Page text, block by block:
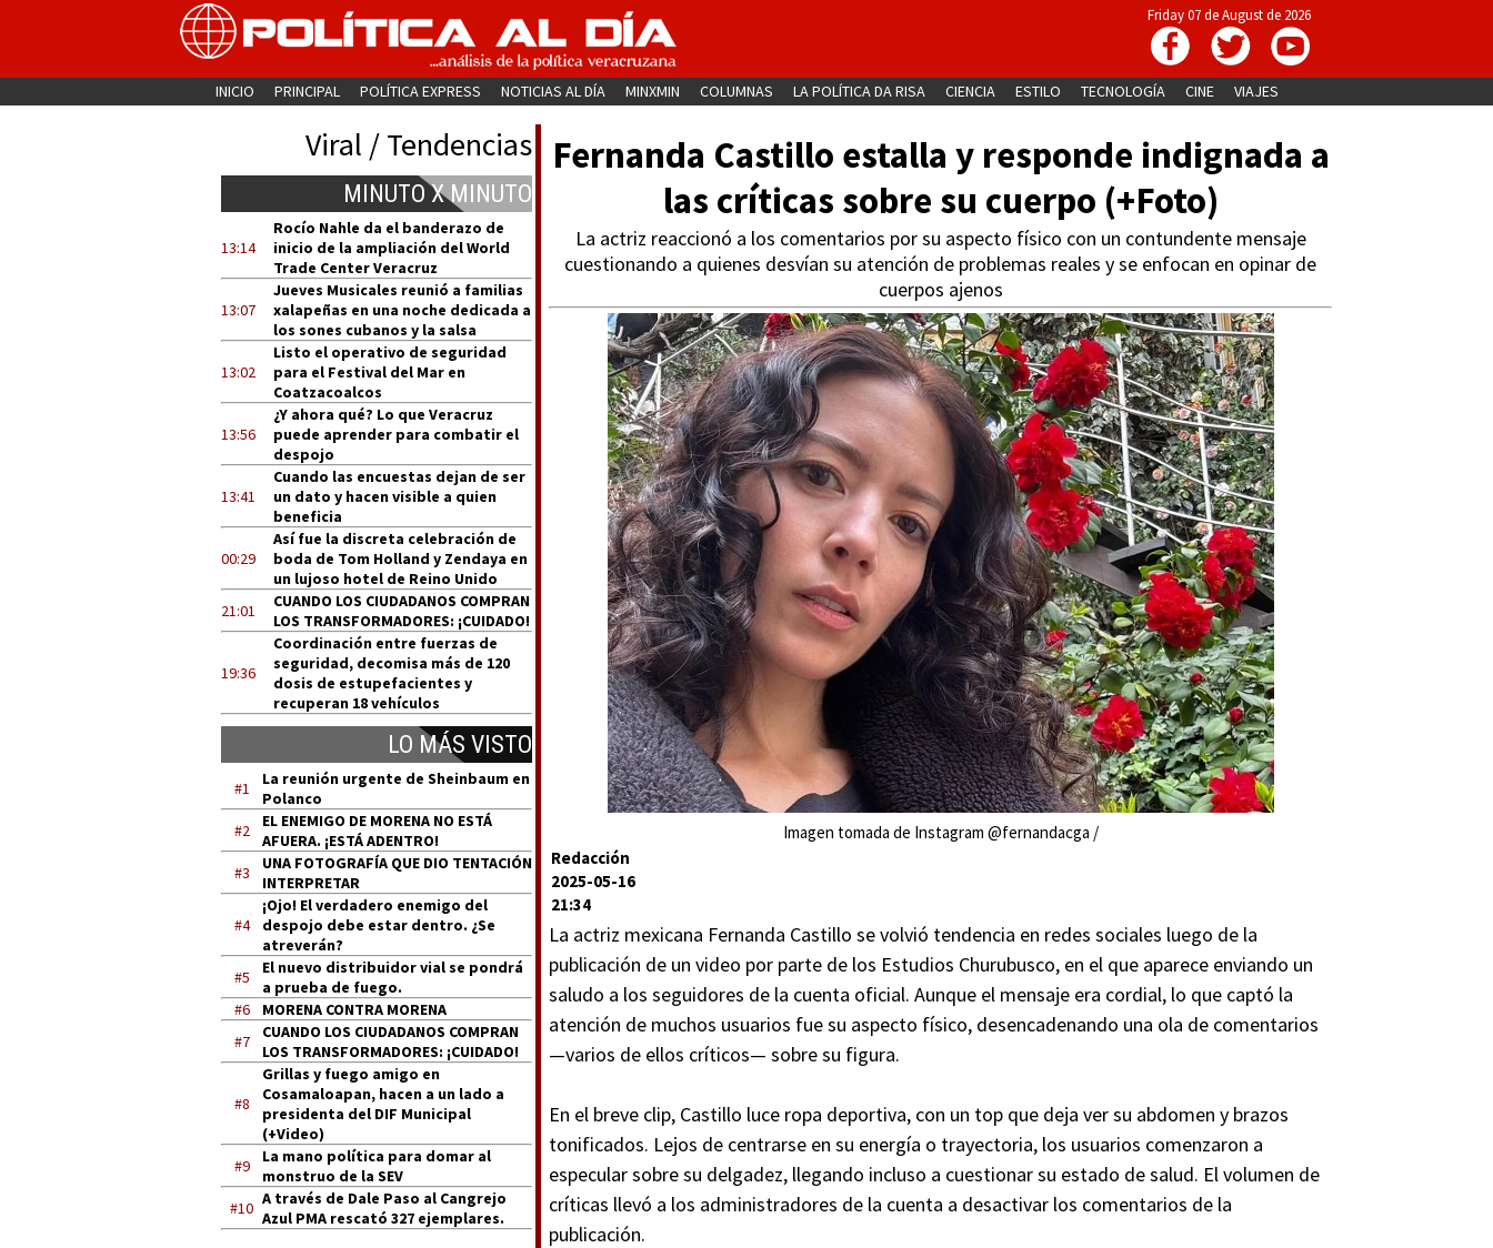
Friday 07 de August de 2026
INICIO PRINCIPAL POLÍTICA EXPRESS NOTICIAS AL DÍA MINXMIN COLUMNAS LA POLÍTICA DA RISA CIENCIA ESTILO TECNOLOGÍA CINE VIAJES
Viral / Tendencias
MINUTO X MINUTO
13:14
Rocío Nahle da el banderazo de
inicio de la ampliación del World
Trade Center Veracruz
13:07
Jueves Musicales reunió a familias
xalapeñas en una noche dedicada a
los sones cubanos y la salsa
13:02
Listo el operativo de seguridad
para el Festival del Mar en
Coatzacoalcos
13:56
¿Y ahora qué? Lo que Veracruz
puede aprender para combatir el
despojo
13:41
Cuando las encuestas dejan de ser
un dato y hacen visible a quien
beneficia
00:29
Así fue la discreta celebración de
boda de Tom Holland y Zendaya en
un lujoso hotel de Reino Unido
21:01
CUANDO LOS CIUDADANOS COMPRAN
LOS TRANSFORMADORES: ¡CUIDADO!
19:36
Coordinación entre fuerzas de
seguridad, decomisa más de 120
dosis de estupefacientes y
recuperan 18 vehículos
LO MÁS VISTO
#1
La reunión urgente de Sheinbaum en
Polanco
#2
EL ENEMIGO DE MORENA NO ESTÁ
AFUERA. ¡ESTÁ ADENTRO!
#3
UNA FOTOGRAFÍA QUE DIO TENTACIÓN
INTERPRETAR
#4
¡Ojo! El verdadero enemigo del
despojo debe estar dentro. ¿Se
atreverán?
#5
El nuevo distribuidor vial se pondrá
a prueba de fuego.
#6
MORENA CONTRA MORENA
#7
CUANDO LOS CIUDADANOS COMPRAN
LOS TRANSFORMADORES: ¡CUIDADO!
#8
Grillas y fuego amigo en
Cosamaloapan, hacen a un lado a
presidenta del DIF Municipal
(+Video)
#9
La mano política para domar al
monstruo de la SEV
#10 A través de Dale Paso al Cangrejo
Azul PMA rescató 327 ejemplares.
Fernanda Castillo estalla y responde indignada a
las críticas sobre su cuerpo (+Foto)
La actriz reaccionó a los comentarios por su aspecto físico con un contundente mensaje
cuestionando a quienes desvían su atención de problemas reales y se enfocan en opinar de
cuerpos ajenos
Imagen tomada de Instagram @fernandacga /
Redacción
2025-05-16
21:34
La actriz mexicana Fernanda Castillo se volvió tendencia en redes sociales luego de la
publicación de un video por parte de los Estudios Churubusco, en el que aparece enviando un
saludo a los seguidores de la cuenta oficial. Aunque el mensaje era cordial, lo que captó la
atención de muchos usuarios fue su aspecto físico, desencadenando una ola de comentarios
—varios de ellos críticos— sobre su figura.
En el breve clip, Castillo luce ropa deportiva, con un top que deja ver su abdomen y brazos
tonificados. Lejos de centrarse en su energía o trayectoria, los usuarios comenzaron a
especular sobre su delgadez, llegando incluso a cuestionar su estado de salud. El volumen de
críticas llevó a los administradores de la cuenta a desactivar los comentarios de la
publicación.